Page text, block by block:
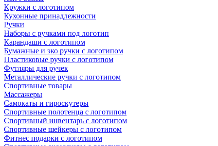
Кружки с логотипом
Кухонные принадлежности
Ручки
Наборы с ручками под логотип
Карандаши с логотипом
Бумажные и эко ручки с логотипом
Пластиковые ручки с логотипом
Футляры для ручек
Металлические ручки с логотипом
Спортивные товары
Массажеры
Самокаты и гироскутеры
Спортивные полотенца с логотипом
Спортивный инвентарь с логотипом
Спортивные шейкеры с логотипом
Фитнес подарки с логотипом